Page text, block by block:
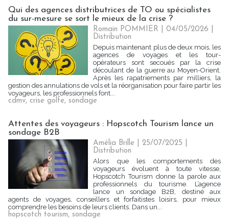
Qui des agences distributrices de TO ou spécialistes
du sur-mesure se sort le mieux de la crise ?
Romain POMMIER | 04/05/2026
Distribution
Depuis maintenant plus de deux mois, les
agences de voyages et les tour-
opérateurs sont secoués par la crise
découlant de la guerre au Moyen-Orient.
Après les rapatriements par milliers, la
gestion des annulations de vols et la réorganisation pour faire partir les
voyageurs, les professionnels font...
cdmv, crise golfe, sondage
Attentes des voyageurs : Hopscotch Tourism lance un
sondage B2B
Amélia Brille | 25/07/2025
Distribution
Alors que les comportements des
voyageurs évoluent à toute vitesse,
Hopscotch Tourism donne la parole aux
professionnels du tourisme. L’agence
lance un sondage B2B, destiné aux
agents de voyages, conseillers et forfaitistes loisirs, pour mieux
comprendre les besoins de leurs clients. Dans un...
hopscotch tourism, sondage